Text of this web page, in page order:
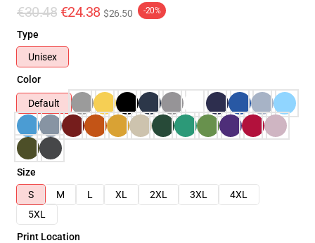
€30.48 €24.38 $26.50 -20%
Type
Unisex
Color
Default
Size
S
M L XL 2XL 3XL
4XL
5XL
Print Location